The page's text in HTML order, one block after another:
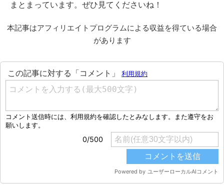
まとまっています。ぜひ見てくださいね！
本記事はアフィリエイトプログラムによる収益を得ている場合
があります